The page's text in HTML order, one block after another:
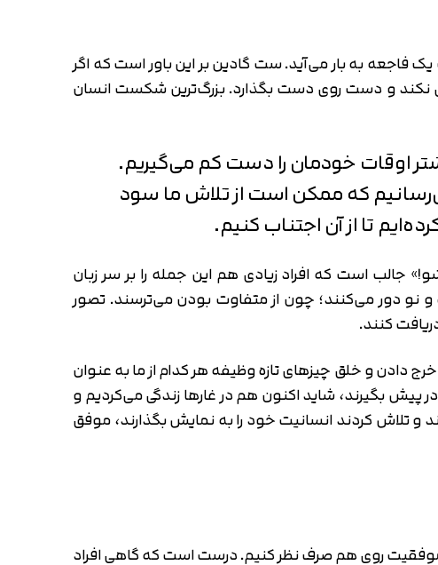
فاجعه به بار می‌آید. ست گادین بر این باور است که اگر
نکند و دست روی دست بگذارد. بزرگ‌ترین شکست انسان
اوقات خودمان را دست ‌کم می‌گیریم.
که ممکن است از تلاش ما سود
تا از آن اجتناب کنیم.
است که افراد زیادی هم این جمله را بر سر زبان
و نو دور می‌کنند؛ چون از متفاوت بودن می‌ترسند. تصور
کنند.
دادن و خلق چیزهای تازه وظیفه هر کدام از ما به عنوان
پیش بگیرند، شاید اکنون هم در غارها زندگی می‌کردیم و
تلاش کردند انسانیت خود را به نمایش بگذارند، موفق
روی هم صرف نظر کنیم. درست است که گاهی افراد